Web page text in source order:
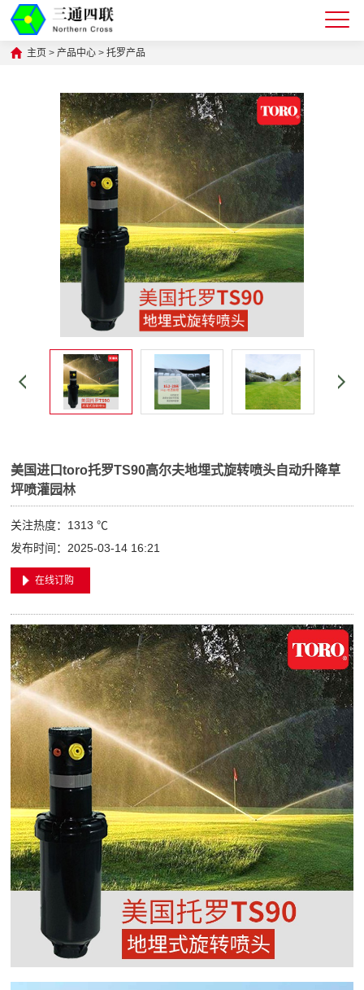
主页 >产品中心 >托罗产品
美国进口toro托罗TS90高尔夫地埋式旋转喷头自动升降草
坪喷灌园林
关注热度： 1313 ℃
发布时间：2025-03-14 16:21
在线订购